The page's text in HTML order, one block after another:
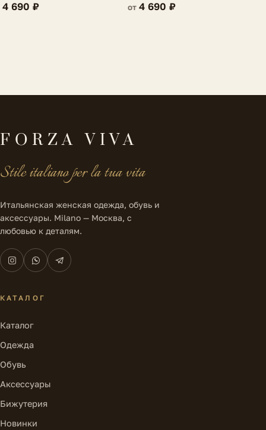
4 690 ₽
от4 690 ₽
FORZA VIVA
Stile italiano per la tua vita
Итальянская женская одежда, обувь и
аксессуары. Milano — Москва, с
любовью к деталям.
КАТАЛОГ
Каталог
Одежда
Обувь
Аксессуары
Бижутерия
Новинки